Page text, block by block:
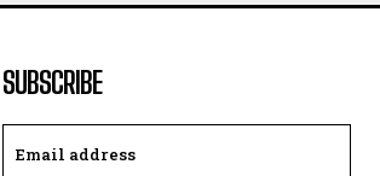
SUBSCRIBE